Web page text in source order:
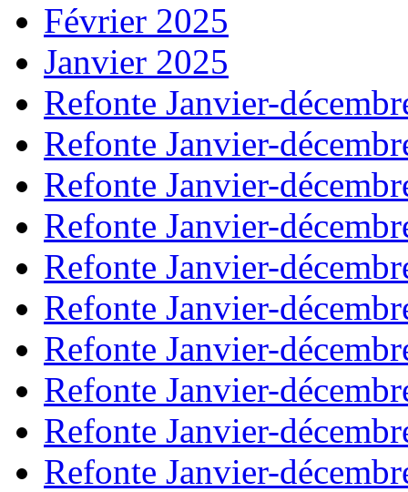
Février 2025
Janvier 2025
Refonte Janvier-
Refonte Janvier-
Refonte Janvier-
Refonte Janvier-
Refonte Janvier-
Refonte Janvier-
Refonte Janvier-
Refonte Janvier-
Refonte Janvier-
Refonte Janvier-